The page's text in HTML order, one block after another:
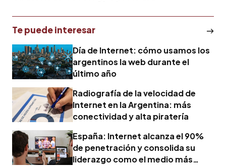
Te puede interesar
Día de Internet: cómo usamos los
argentinos la web durante el
último año
Radiografía de la velocidad de
Internet en la Argentina: más
conectividad y alta piratería
España: Internet alcanza el 90%
de penetración y consolida su
liderazgo como el medio más